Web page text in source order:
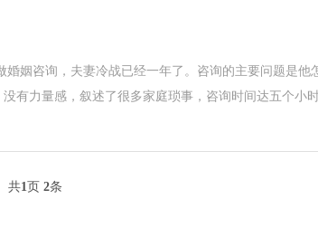
姻咨询，夫妻冷战已经一年了。咨询的主要问题是他
有力量感，叙述了很多家庭琐事，咨询时间达五个小
共1 页 2条